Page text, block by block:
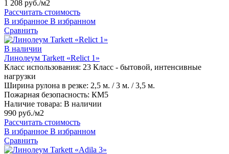
1 208 руб./м2
Рассчитать стоимость
В избранное В избранном
Сравнить
В наличии
Линолеум Tarkett «Relict 1»
Класс использования: 23 Класс - бытовой, интенсивные
нагрузки
Ширина рулона в резке: 2,5 м. / 3 м. / 3,5 м.
Пожарная безопасность: КМ5
Наличие товара: В наличии
990 руб./м2
Рассчитать стоимость
В избранное В избранном
Сравнить